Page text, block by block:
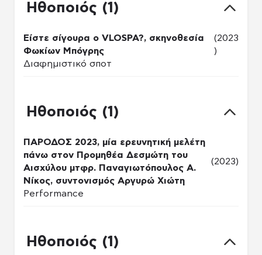
Ηθοποιός (1)
Είστε σίγουρα ο VLOSPA?, σκηνοθεσία
Φωκίων Μπόγρης
(2023
)
Διαφημιστικό σποτ
Ηθοποιός (1)
ΠΑΡΟΔΟΣ 2023, μία ερευνητική μελέτη
πάνω στον Προμηθέα Δεσμώτη του
Αισχύλου μτφρ. Παναγιωτόπουλος Α.
Νίκος, συντονισμός Αργυρώ Χιώτη
(2023)
Performance
Ηθοποιός (1)